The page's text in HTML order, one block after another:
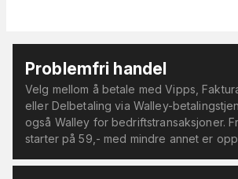
Problemfri handel
Velg mellom å betale med Vipps,
eller Delbetaling via Walley-
også Walley for bedriftstransaksjoner.
starter på 59,- med mindre annet er